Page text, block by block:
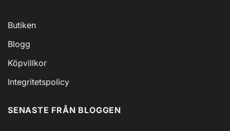
Butiken
Blogg
Köpvillkor
Integritetspolicy
SENASTE FRÅN BLOGGEN